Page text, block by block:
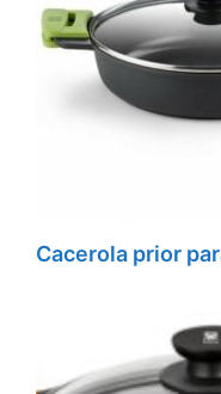
Cacerola prior